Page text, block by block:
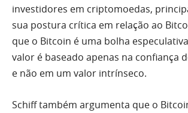
investidores em criptomoedas,
sua postura crítica em relação ao
que o Bitcoin é uma bolha
valor é baseado apenas na confiança
e não em um valor intrínseco.
Schiff também argumenta que o